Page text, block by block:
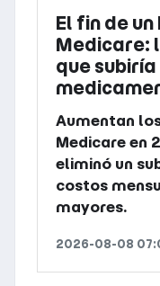
El fin de
Medicare:
que
Aumentan
Medicare en
eliminó un
costos
mayores.
2026-08-08